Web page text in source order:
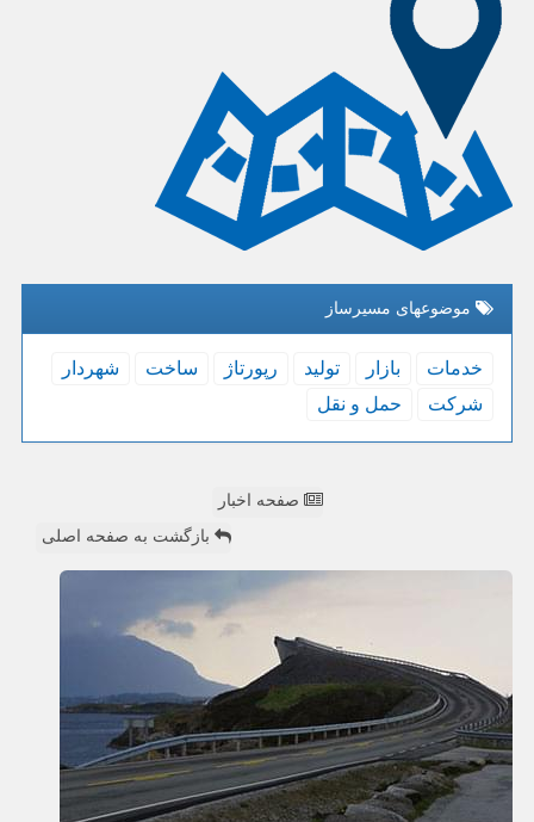
موضوعهای مسیرساز
خدمات بازار تولید رپورتاژ ساخت
شهردار
شركت
حمل و نقل
صفحه اخبار
بازگشت به صفحه اصلی